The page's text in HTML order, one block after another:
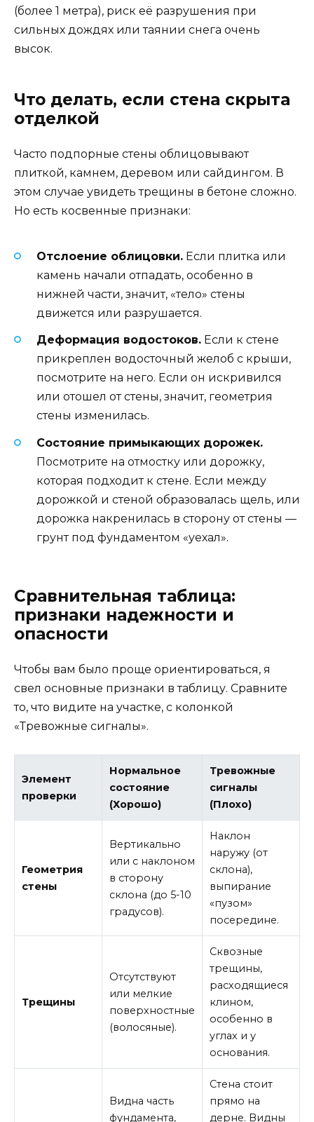
(более 1 метра), риск её разрушения при
сильных дождях или таянии снега очень
высок.
Что делать, если стена скрыта
отделкой
Часто подпорные стены облицовывают
плиткой, камнем, деревом или сайдингом. В
этом случае увидеть трещины в бетоне сложно.
Но есть косвенные признаки:
Отслоение облицовки. Если плитка или
камень начали отпадать, особенно в
нижней части, значит, «тело» стены
движется или разрушается.
Деформация водостоков. Если к стене
прикреплен водосточный желоб с крыши,
посмотрите на него. Если он искривился
или отошел от стены, значит, геометрия
стены изменилась.
Состояние примыкающих дорожек.
Посмотрите на отмостку или дорожку,
которая подходит к стене. Если между
дорожкой и стеной образовалась щель, или
дорожка накренилась в сторону от стены —
грунт под фундаментом «уехал».
Сравнительная таблица:
признаки надежности и
опасности
Чтобы вам было проще ориентироваться, я
свел основные признаки в таблицу. Сравните
то, что видите на участке, с колонкой
«Тревожные сигналы».
Элемент
проверки
Нормальное
состояние
(Хорошо)
Тревожные
сигналы
(Плохо)
Геометрия
стены
Вертикально
или с наклоном
в сторону
склона (до 5-10
градусов).
Наклон
наружу (от
склона),
выпирание
«пузом»
посередине.
Трещины
Отсутствуют
или мелкие
поверхностные
(волосяные).
Сквозные
трещины,
расходящиеся
клином,
особенно в
углах и у
основания.
Видна часть
фундамента,
Стена стоит
прямо на
дерне. Видны